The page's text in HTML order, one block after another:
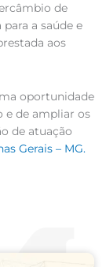
de
a saúde e
aos
oportunidade
e de ampliar os
de atuação
Gerais – MG.